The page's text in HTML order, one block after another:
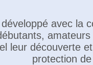
avec la
leur découverte
protection